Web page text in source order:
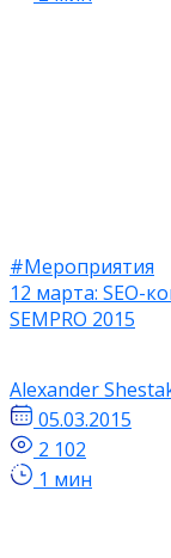
#Мероприятия
12 марта: SEO-
SEMPRO 2015
Alexander
05.03.2015
2 102
1 мин